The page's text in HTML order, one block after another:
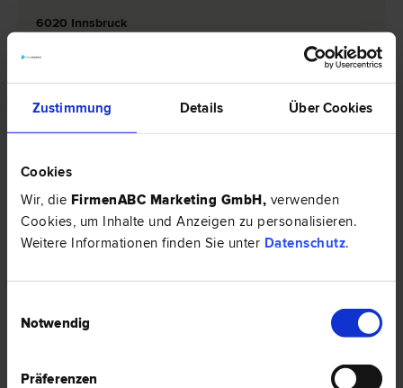
Zustimmung Details Über Cookies
Cookies
Wir, die FirmenABC Marketing GmbH, verwenden
Cookies, um Inhalte und Anzeigen zu personalisieren.
Weitere Informationen finden Sie unter Datenschutz.
Notwendig
Präferenzen
6020 Innsbruck
Dr. Herbert PARTL
Familien­recht | Vertrags­recht | Liegenschafts- und Immobilien­
recht | Agrar­recht, Forst­recht | Scheidungs­recht
6020 Innsbruck